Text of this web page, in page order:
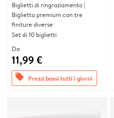
Biglietti di ringraziamento |
Biglietto premium con tre
finiture diverse
Set di 10 biglietti
Da
11,99 €
offers Prezzi bassi tutti i giorni